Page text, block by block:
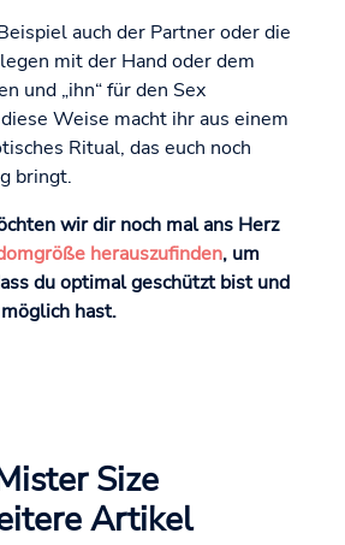
auch der Partner oder die
mit der Hand oder dem
und „ihn“ für den Sex
Weise macht ihr aus einem
Ritual, das euch noch
bringt.
wir dir noch mal ans Herz
herauszufinden, um
du optimal geschützt bist und
hast.
Size
Artikel